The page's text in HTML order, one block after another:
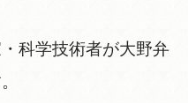
科学技術者が大野弁